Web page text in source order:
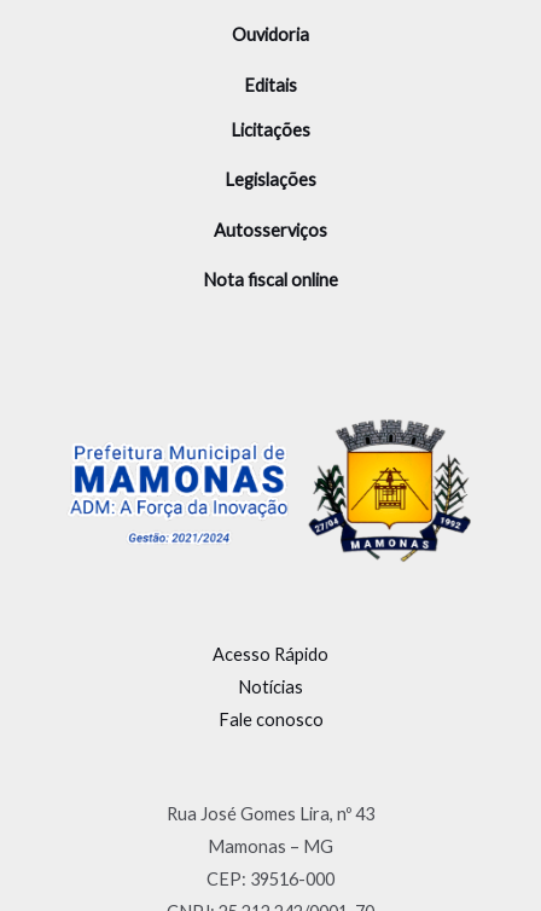
Ouvidoria
Editais
Licitações
Legislações
Autosserviços
Nota fiscal online
Acesso Rápido
Notícias
Fale conosco
Rua José Gomes Lira, nº 43
Mamonas – MG
CEP: 39516-000